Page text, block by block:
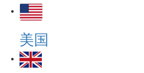
美国